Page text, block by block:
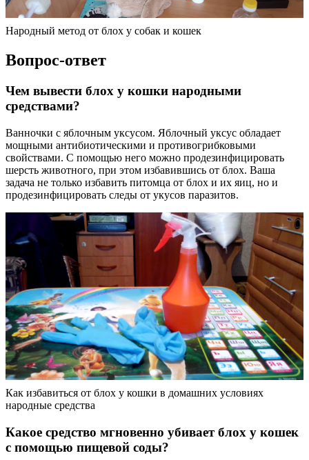
Народный метод от блох у собак и кошек
Вопрос-ответ
Чем вывести блох у кошки народными
средствами?
Ванночки с яблочным уксусом. Яблочный уксус обладает
мощными антибиотическими и противогрибковыми
свойствами. С помощью него можно продезинфицировать
шерсть животного, при этом избавившись от блох. Ваша
задача не только избавить питомца от блох и их яиц, но и
продезинфицировать следы от укусов паразитов.
Как избавиться от блох у кошки в домашних условиях
народные средства
Какое средство мгновенно убивает блох у кошек
с помощью пищевой соды?